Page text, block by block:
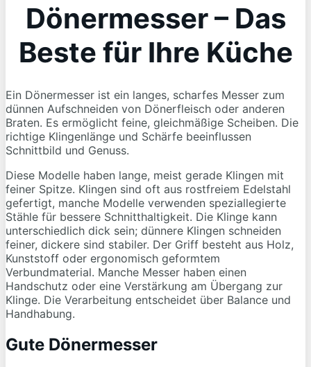
Dönermesser – Das
Beste für Ihre Küche
Ein Dönermesser ist ein langes, scharfes Messer zum
dünnen Aufschneiden von Dönerfleisch oder anderen
Braten. Es ermöglicht feine, gleichmäßige Scheiben. Die
richtige Klingenlänge und Schärfe beeinflussen
Schnittbild und Genuss.
Diese Modelle haben lange, meist gerade Klingen mit
feiner Spitze. Klingen sind oft aus rostfreiem Edelstahl
gefertigt, manche Modelle verwenden speziallegierte
Stähle für bessere Schnitthaltigkeit. Die Klinge kann
unterschiedlich dick sein; dünnere Klingen schneiden
feiner, dickere sind stabiler. Der Griff besteht aus Holz,
Kunststoff oder ergonomisch geformtem
Verbundmaterial. Manche Messer haben einen
Handschutz oder eine Verstärkung am Übergang zur
Klinge. Die Verarbeitung entscheidet über Balance und
Handhabung.
Gute Dönermesser